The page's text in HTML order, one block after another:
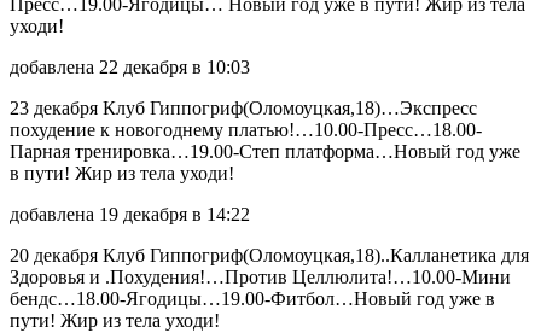
Пресс…19.00-Ягодицы… Новый год уже в пути! Жир из тела
уходи!
добавлена 22 декабря в 10:03
23 декабря Клуб Гиппогриф(Оломоуцкая,18)…Экспресс
похудение к новогоднему платью!…10.00-Пресс…18.00-
Парная тренировка…19.00-Степ платформа…Новый год уже
в пути! Жир из тела уходи!
добавлена 19 декабря в 14:22
20 декабря Клуб Гиппогриф(Оломоуцкая,18)..Калланетика для
Здоровья и .Похудения!…Против Целлюлита!…10.00-Мини
бендс…18.00-Ягодицы…19.00-Фитбол…Новый год уже в
пути! Жир из тела уходи!